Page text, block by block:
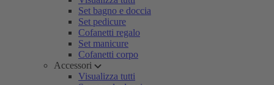
Set bagno e doccia
Set pedicure
Cofanetti regalo
Set manicure
Cofanetti corpo
Accessori
Visualizza tutti